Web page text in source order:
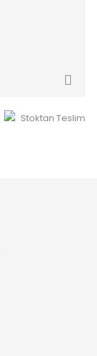
Stoktan Teslim